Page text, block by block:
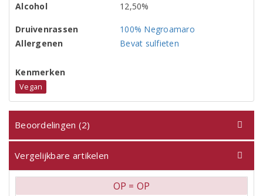
Alcohol
12,50%
Druivenrassen
100% Negroamaro
Allergenen
Bevat sulfieten
Kenmerken
Vegan
Beoordelingen (2)
Vergelijkbare artikelen
OP = OP